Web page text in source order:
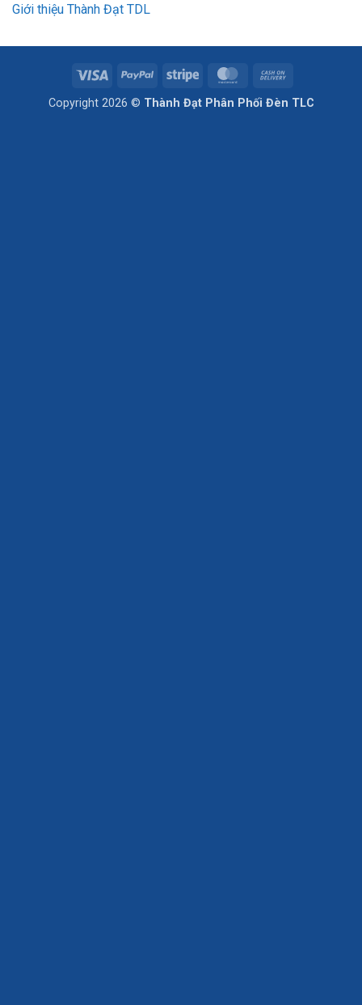
Giới thiệu Thành Đạt TDL
Visa PayPal Stripe MasterCard
Delivery
Copyright 2026 © Thành Đạt Phân Phối Đèn TLC